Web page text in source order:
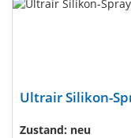
Ultrair Silikon-
Zustand: neu